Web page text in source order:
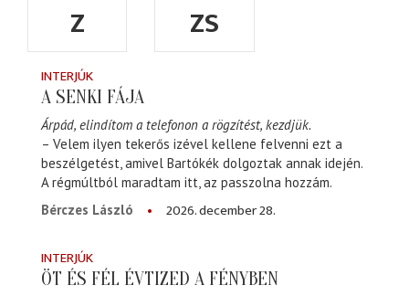
Z
ZS
INTERJÚK
A SENKI FÁJA
Árpád, elindítom a telefonon a rögzítést, kezdjük.
– Velem ilyen tekerős izével kellene felvenni ezt a
beszélgetést, amivel Bartókék dolgoztak annak idején.
A régmúltból maradtam itt, az passzolna hozzám.
Bérczes László
2026. december 28.
INTERJÚK
ÖT ÉS FÉL ÉVTIZED A FÉNYBEN